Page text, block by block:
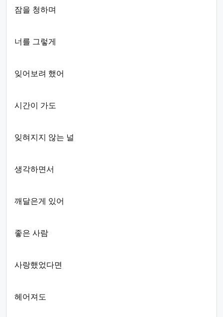
잠을 청하며
너를 그렇게
잊어보려 했어
시간이 가도
잊혀지지 않는 널
생각하면서
깨달은게 있어
좋은 사람
사랑했었다면
헤어져도